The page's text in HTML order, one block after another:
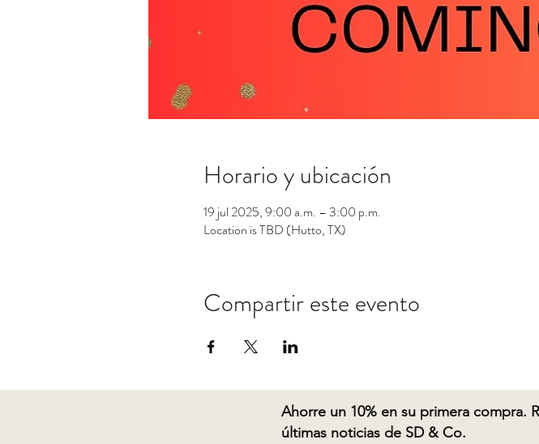
Horario y ubicación
19 jul 2025, 9:00 a.m. – 3:00 p.m.
Location is TBD (Hutto, TX)
Compartir este evento
Ahorre un 10% en su primera compra.
últimas noticias de SD & Co.